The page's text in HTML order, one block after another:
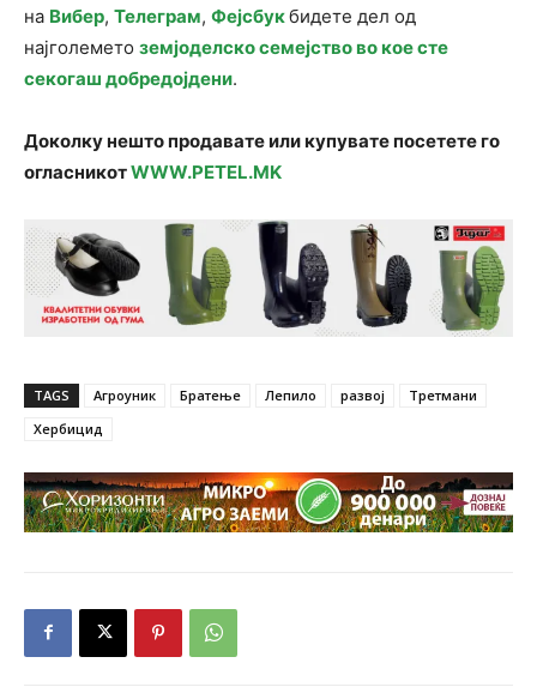
на Вибер, Телеграм, Фејсбукбидете дел од
најголемето земјоделско семејство во кое сте
секогаш добредојдени.
Доколку нешто продавате или купувате посетете го
огласникотWWW.PETEL.MK
TAGS Агроуник Братење Лепило развој
Третмани
Хербицид